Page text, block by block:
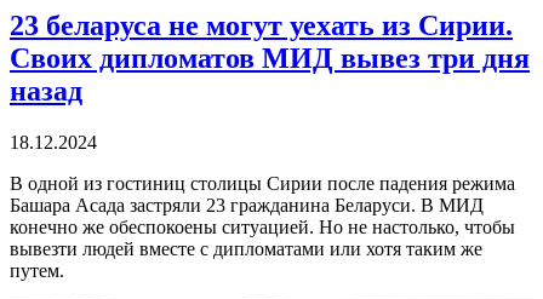
23 беларуса не могут уехать из Сирии.
Своих дипломатов МИД вывез три дня
назад
18.12.2024
В одной из гостиниц столицы Сирии после падения режима
Башара Асада застряли 23 гражданина Беларуси. В МИД
конечно же обеспокоены ситуацией. Но не настолько, чтобы
вывезти людей вместе с дипломатами или хотя таким же
путем.